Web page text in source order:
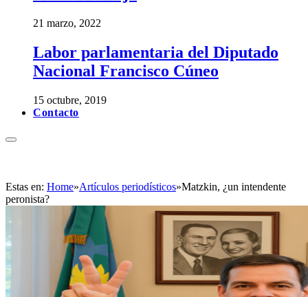
21 marzo, 2022
Labor parlamentaria del Diputado
Nacional Francisco Cúneo
15 octubre, 2019
Contacto
Estas en: Home»Artículos periodísticos»Matzkin, ¿un intendente
peronista?